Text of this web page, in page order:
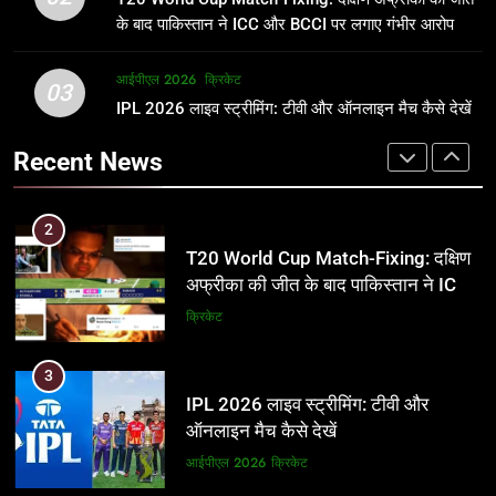
जानकारी
क्रिकेट
2
T20 World Cup Match-Fixing: दक्षिण
3
IPL 2026 लाइव स्ट्रीमिंग: टीवी और
ऑनलाइन मैच कैसे देखें
आईपीएल 2026
4
IPL 2026 टिकट्स: बुकिंग, कीमतें, और
स्टेडियम की पूरी जानकारी
आईपीएल 2026 क्रिकेट
के बाद पाकिस्तान ने ICC और BCCI पर लगाए गंभीर आरोप
03 आईपीएल 2026 क्रिकेट
IPL 2026 लाइव स्ट्रीमिंग: टीवी और ऑनलाइन मैच कैसे देखें
Recent News
समीकरण
T20 वर्ल्ड कप 2026
1
अर्जुन तेंदुलकर की पत्नी सानिया चंडोक:
उम्र, परिवार, करियर और शादी से जुड़ी हर
2
T20 World Cup Match-Fixing: दक्षिण
अफ्रीका की जीत के बाद पाकिस्तान ने ICC
और BCCI पर लगाए गंभीर आरोप
क्रिकेट
3
IPL 2026 लाइव स्ट्रीमिंग: टीवी और
ऑनलाइन मैच कैसे देखें
आईपीएल 2026 क्रिकेट